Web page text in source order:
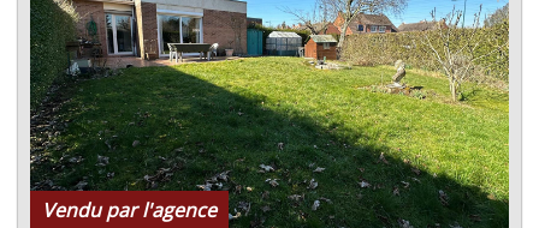
Vendu par l'agence